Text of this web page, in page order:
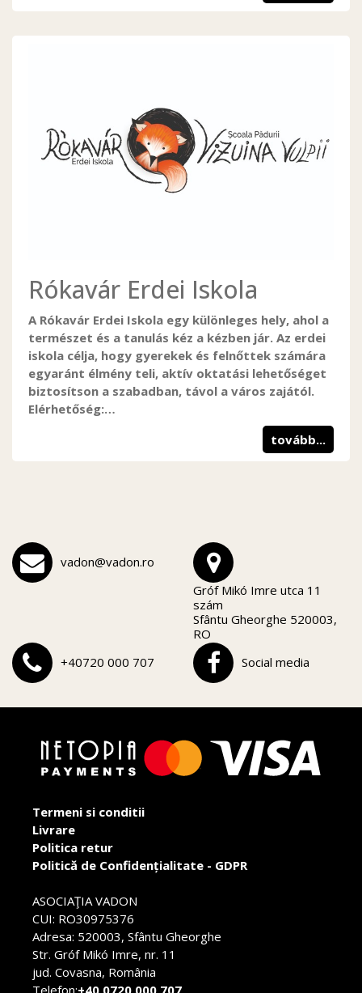
Rókavár Erdei Iskola
A Rókavár Erdei Iskola egy különleges hely, ahol a
természet és a tanulás kéz a kézben jár. Az erdei
iskola célja, hogy gyerekek és felnőttek számára
egyaránt élmény teli, aktív oktatási lehetőséget
biztosítson a szabadban, távol a város zajától.
Elérhetőség:…
tovább...
vadon@vadon.ro
Gróf Mikó Imre utca 11
szám
Sfântu Gheorghe 520003,
RO
+40720 000 707
Social media
Termeni si conditii
Livrare
Politica retur
Politică de Confidențialitate - GDPR
ASOCIAŢIA VADON
CUI: RO30975376
Adresa: 520003, Sfântu Gheorghe
Str. Gróf Mikó Imre, nr. 11
jud. Covasna, România